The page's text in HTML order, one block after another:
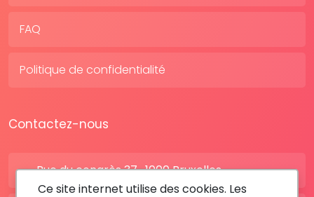
FAQ
Politique de confidentialité
Contactez-nous
Rue du congrès 37 , 1000 Bruxelles
Ce site internet utilise des cookies. Les